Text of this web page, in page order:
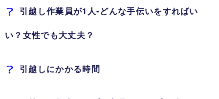
引越し作業員が1人-どんな手伝いをすればい
い？女性でも大丈夫？
引越しにかかる時間